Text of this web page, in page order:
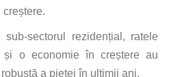
creștere.
sectorul rezidențial, ratele
și o economie în creștere au
a pieței în ultimii ani.